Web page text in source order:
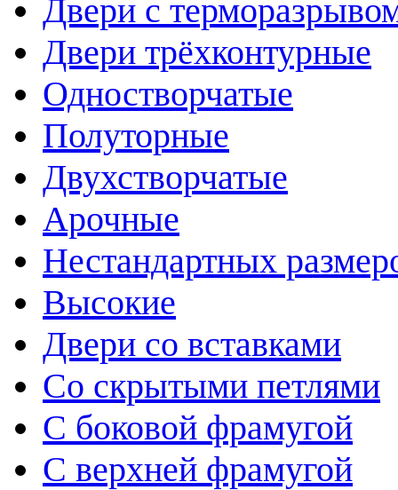
Двери с
Двери трёхконтурные
Одностворчатые
Полуторные
Двухстворчатые
Арочные
Нестандартных
Высокие
Двери со вставками
Со скрытыми петлями
С боковой фрамугой
С верхней фрамугой